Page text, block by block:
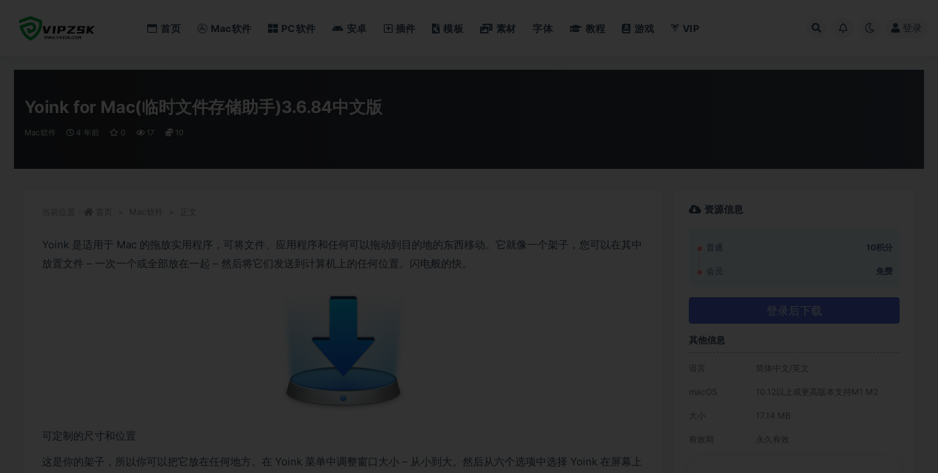
首页 Mac软件 PC软件 安卓 插件 模板 素材 字体 教程 游戏 VIP 登录
Yoink for Mac(临时文件存储助手)3.6.84中文版
Mac软件 4 年前 0 17 10
Yoink 是适用于 Mac 的拖放实用程序，可将文件、应用程序和任何可以拖动到目的地的东西移动。它就像一个架子，您可以在其中
放置文件 – 一次一个或全部放在一起 – 然后将它们发送到计算机上的任何位置。闪电般的快。
可定制的尺寸和位置
这是你的架子，所以你可以把它放在任何地方。在 Yoink 菜单中调整窗口大小 – 从小到大。然后从六个选项中选择 Yoink 在屏幕上
资源信息
普通 10积分
会员 免费
登录后下载
其他信息
语言 简体中文/英文
macOS 10.12以上或更高版本支持M1 M2
大小 17.14 MB
有效期 永久有效
全部